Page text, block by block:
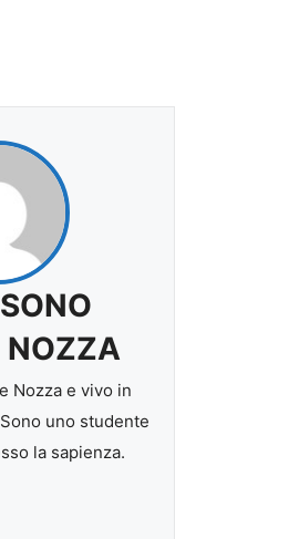
NOZZA
Nozza e vivo in
uno studente
la sapienza.